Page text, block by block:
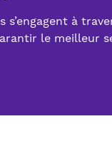
s’engagent à
le meilleur